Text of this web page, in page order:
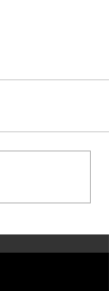
เข้า
ยนถ่าย